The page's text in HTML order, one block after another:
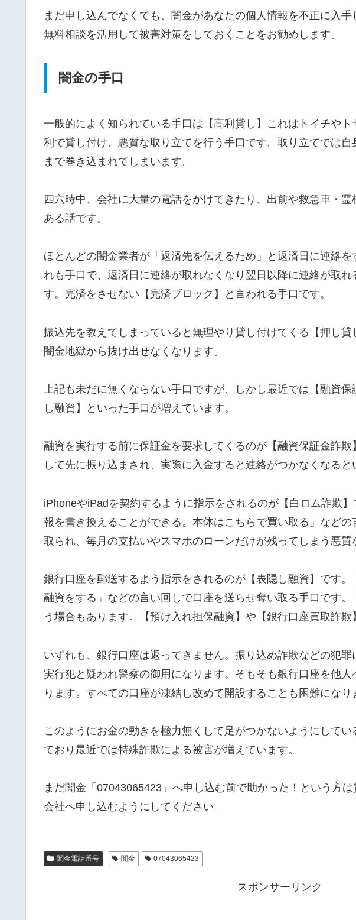
まだ申し込んでなくても、闇金があなたの個人情報を不正に入
無料相談を活用して被害対策をしておくことをお勧めします。
闇金の手口
一般的によく知られている手口は【高利貸し】これはトイチや
利で貸し付け、悪質な取り立てを行う手口です。取り立てでは
まで巻き込まれてしまいます。
四六時中、会社に大量の電話をかけてきたり、出前や救急車・霊
ある話です。
ほとんどの闇金業者が「返済先を伝えるため」と返済日に連絡
れも手口で、返済日に連絡が取れなくなり翌日以降に連絡が取
す。完済をさせない【完済ブロック】と言われる手口です。
振込先を教えてしまっていると無理やり貸し付けてくる【押し貸
闇金地獄から抜け出せなくなります。
上記も未だに無くならない手口ですが、しかし最近では【融資
し融資】といった手口が増えています。
融資を実行する前に保証金を要求してくるのが【融資保証金詐
して先に振り込まされ、実際に入金すると連絡がつかなくなると
iPhoneやiPadを契約するように指示をされるのが【白ロム詐欺
報を書き換えることができる。本体はこちらで買い取る」など
取られ、毎月の支払いやスマホのローンだけが残ってしまう悪質
銀行口座を郵送するよう指示をされるのが【表隠し融資】です
融資をする」などの言い回しで口座を送らせ奪い取る手口です
う場合もあります。【預け入れ担保融資】や【銀行口座買取詐欺
いずれも、銀行口座は返ってきません。振り込め詐欺などの犯
実行犯と疑われ警察の御用になります。そもそも銀行口座を他
ります。すべての口座が凍結し改めて開設することも困難になり
このようにお金の動きを極力無くして足がつかないようにして
ており最近では特殊詐欺による被害が増えています。
まだ闇金「07043065423」へ申し込む前で助かった！という方
会社へ申し込むようにしてください。
闇金電話番号 闇金 07043065423
スポンサーリンク